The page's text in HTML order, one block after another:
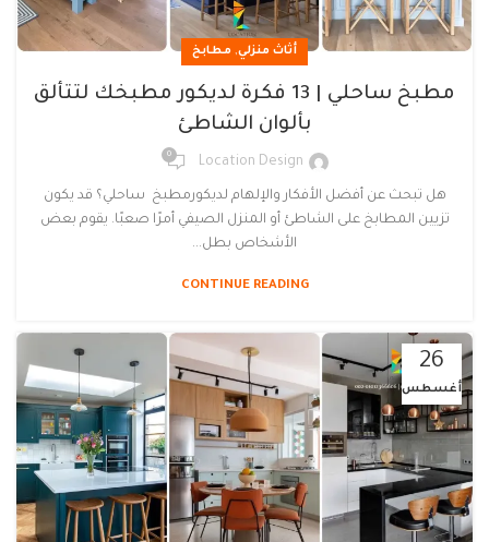
أثاث منزلي, مطابخ
مطبخ ساحلي | 13 فكرة لديكور مطبخك لتتألق
بألوان الشاطئ
Location Design
0
هل تبحث عن أفضل الأفكار والإلهام لديكورمطبخ ساحلي؟ قد يكون
تزيين المطابخ على الشاطئ أو المنزل الصيفي أمرًا صعبًا. يقوم بعض
الأشخاص بطل...
CONTINUE READING
26
أغسطس